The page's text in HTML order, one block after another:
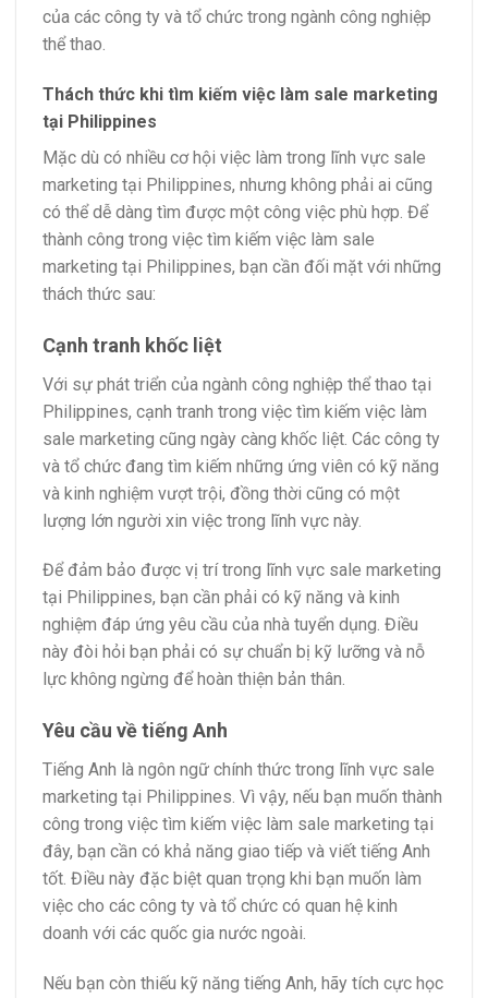
của các công ty và tổ chức trong ngành công nghiệp
thể thao.
Thách thức khi tìm kiếm việc làm sale marketing
tại Philippines
Mặc dù có nhiều cơ hội việc làm trong lĩnh vực sale
marketing tại Philippines, nhưng không phải ai cũng
có thể dễ dàng tìm được một công việc phù hợp. Để
thành công trong việc tìm kiếm việc làm sale
marketing tại Philippines, bạn cần đối mặt với những
thách thức sau:
Cạnh tranh khốc liệt
Với sự phát triển của ngành công nghiệp thể thao tại
Philippines, cạnh tranh trong việc tìm kiếm việc làm
sale marketing cũng ngày càng khốc liệt. Các công ty
và tổ chức đang tìm kiếm những ứng viên có kỹ năng
và kinh nghiệm vượt trội, đồng thời cũng có một
lượng lớn người xin việc trong lĩnh vực này.
Để đảm bảo được vị trí trong lĩnh vực sale marketing
tại Philippines, bạn cần phải có kỹ năng và kinh
nghiệm đáp ứng yêu cầu của nhà tuyển dụng. Điều
này đòi hỏi bạn phải có sự chuẩn bị kỹ lưỡng và nỗ
lực không ngừng để hoàn thiện bản thân.
Yêu cầu về tiếng Anh
Tiếng Anh là ngôn ngữ chính thức trong lĩnh vực sale
marketing tại Philippines. Vì vậy, nếu bạn muốn thành
công trong việc tìm kiếm việc làm sale marketing tại
đây, bạn cần có khả năng giao tiếp và viết tiếng Anh
tốt. Điều này đặc biệt quan trọng khi bạn muốn làm
việc cho các công ty và tổ chức có quan hệ kinh
doanh với các quốc gia nước ngoài.
Nếu bạn còn thiếu kỹ năng tiếng Anh, hãy tích cực học